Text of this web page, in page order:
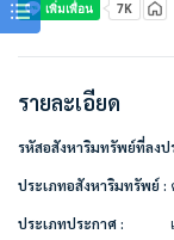
– ค่าประกัน 2 เดือน
————————–
เครื่องใช้ไฟฟ้า/ตกแต่
• ทีวี
• ไมโครเวฟ
• เครื่องทำน้ำอุ่น
• เตียง + ที่นอน
รายละเอียด
รหัสอสังหาริมทรัพย์ที่ลงป
ประเภทอสังหาริมทรัพย์ :
ประเภทประกาศ :